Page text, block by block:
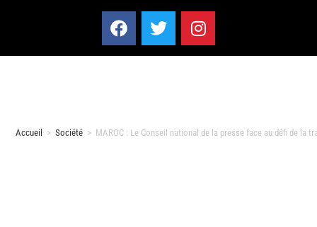
Accueil > Société > MAROC : Le Conseil national de la presse face au défi de la